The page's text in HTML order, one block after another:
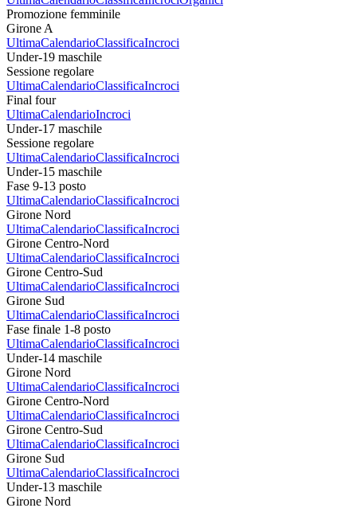
Promozione femminile
Girone A
UltimaCalendarioClassificaIncroci
Under-19 maschile
Sessione regolare
UltimaCalendarioClassificaIncroci
Final four
UltimaCalendarioIncroci
Under-17 maschile
Sessione regolare
UltimaCalendarioClassificaIncroci
Under-15 maschile
Fase 9-13 posto
UltimaCalendarioClassificaIncroci
Girone Nord
UltimaCalendarioClassificaIncroci
Girone Centro-Nord
UltimaCalendarioClassificaIncroci
Girone Centro-Sud
UltimaCalendarioClassificaIncroci
Girone Sud
UltimaCalendarioClassificaIncroci
Fase finale 1-8 posto
UltimaCalendarioClassificaIncroci
Under-14 maschile
Girone Nord
UltimaCalendarioClassificaIncroci
Girone Centro-Nord
UltimaCalendarioClassificaIncroci
Girone Centro-Sud
UltimaCalendarioClassificaIncroci
Girone Sud
UltimaCalendarioClassificaIncroci
Under-13 maschile
Girone Nord